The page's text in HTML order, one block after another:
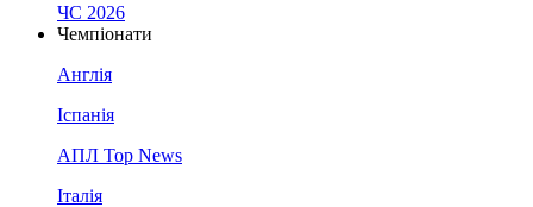
ЧС 2026
Чемпіонати
Англія
Іспанія
АПЛ Top News
Італія